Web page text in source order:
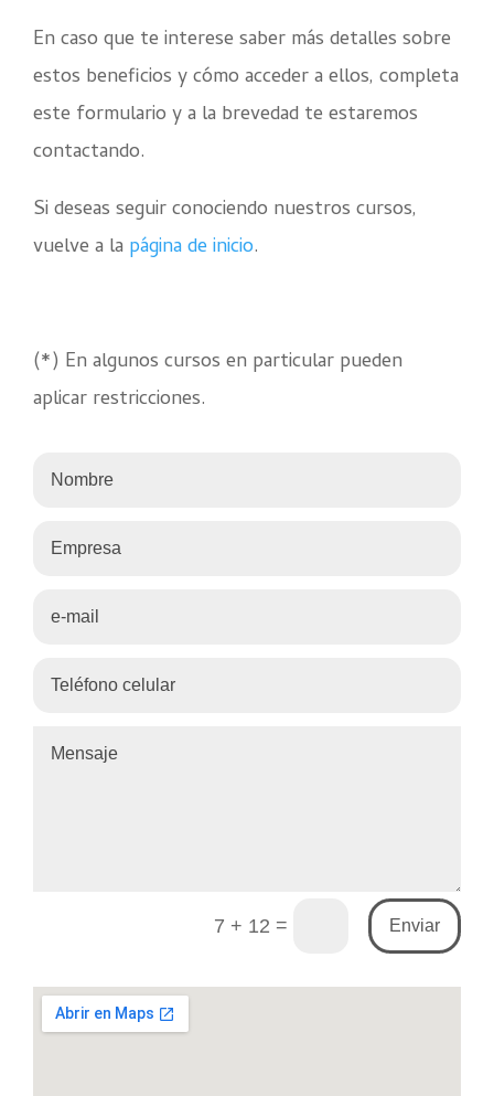
En caso que te interese saber más detalles sobre
estos beneficios y cómo acceder a ellos, completa
este formulario y a la brevedad te estaremos
contactando.
Si deseas seguir conociendo nuestros cursos,
vuelve a la página de inicio.
(*) En algunos cursos en particular pueden
aplicar restricciones.
7 + 12 = Enviar